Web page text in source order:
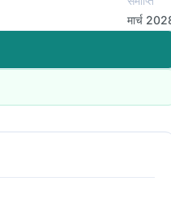
मार्च